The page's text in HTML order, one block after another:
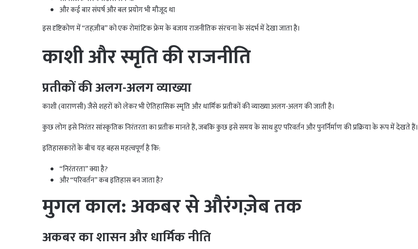
और कई बार संघर्ष और बल प्रयोग भी मौजूद था
इस दृष्टिकोण में “तहज़ीब” को एक रोमांटिक फ्रेम के बजाय राजनीतिक संरचना के संदर्भ में देखा जाता है।
काशी और स्मृति की राजनीति
प्रतीकों की अलग-अलग व्याख्या
काशी (वाराणसी) जैसे शहरों को लेकर भी ऐतिहासिक स्मृति और धार्मिक प्रतीकों की व्याख्या अलग-अलग की जाती है।
कुछ लोग इसे निरंतर सांस्कृतिक निरंतरता का प्रतीक मानते हैं, जबकि कुछ इसे समय के साथ हुए परिवर्तन और पुनर्निर्माण की प्रक्रिया के रूप में देखते हैं।
इतिहासकारों के बीच यह बहस महत्वपूर्ण है कि:
“निरंतरता” क्या है?
और “परिवर्तन” कब इतिहास बन जाता है?
मुगल काल: अकबर से औरंगज़ेब तक
अकबर का शासन और धार्मिक नीति